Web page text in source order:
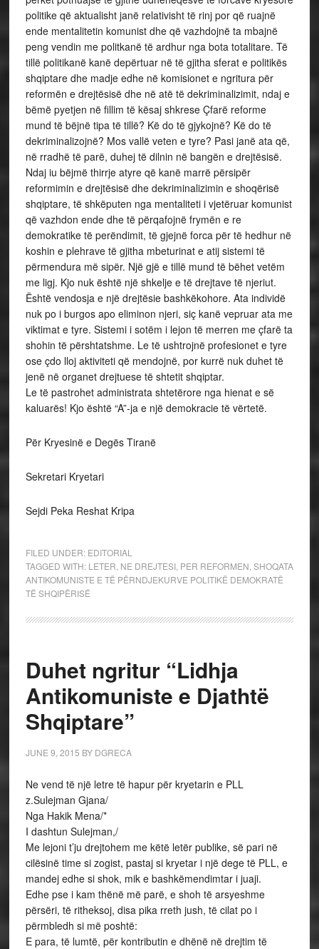
politike që aktualisht janë relativisht të rinj por që ruajnë
ende mentalitetin komunist dhe që vazhdojnë ta mbajnë
peng vendin me politkanë të ardhur nga bota totalitare. Të
tillë politikanë kanë depërtuar në të gjitha sferat e politikës
shqiptare dhe madje edhe në komisionet e ngritura për
reformën e drejtësisë dhe në atë të dekriminalizimit, ndaj e
bëmë pyetjen në fillim të kësaj shkrese Çfarë reforme
mund të bëjnë tipa të tillë? Kë do të gjykojnë? Kë do të
dekriminalizojnë? Mos vallë veten e tyre? Pasi janë ata që,
në rradhë të parë, duhej të dilnin në bangën e drejtësisë.
Ndaj iu bëjmë thirrje atyre që kanë marrë përsipër
reformimin e drejtësisë dhe dekriminalizimin e shoqërisë
shqiptare, të shkëputen nga mentaliteti i vjetëruar komunist
që vazhdon ende dhe të përqafojnë frymën e re
demokratike të perëndimit, të gjejnë forca për të hedhur në
koshin e plehrave të gjitha mbeturinat e atij sistemi të
përmendura më sipër. Një gjë e tillë mund të bëhet vetëm
me ligj. Kjo nuk është një shkelje e të drejtave të njeriut.
Është vendosja e një drejtësie bashkëkohore. Ata individë
nuk po i burgos apo eliminon njeri, siç kanë vepruar ata me
viktimat e tyre. Sistemi i sotëm i lejon të merren me çfarë ta
shohin të përshtatshme. Le të ushtrojnë profesionet e tyre
ose çdo lloj aktiviteti që mendojnë, por kurrë nuk duhet të
jenë në organet drejtuese të shtetit shqiptar.
Le të pastrohet administrata shtetërore nga hienat e së
kaluarës! Kjo është “A”-ja e një demokracie të vërtetë.
Për Kryesinë e Degës Tiranë
Sekretari Kryetari
Sejdi Peka Reshat Kripa
FILED UNDER: EDITORIAL
TAGGED WITH: LETER NE DREJTESI, PER REFORMEN SHOQATA
ANTIKOMUNISTE E TË PËRNDJEKURVE POLITIKË DEMOKRATË
TË SHQIPËRISË
Duhet ngritur “Lidhja
Antikomuniste e Djathtë
Shqiptare”
JUNE 9, 2015 BY DGRECA
Ne vend të një letre të hapur për kryetarin e PLL
z.Sulejman Gjana/
Nga Hakik Mena/*
I dashtun Sulejman,/
Me lejoni t’ju drejtohem me këtë letër publike, së pari në
cilësinë time si zogist, pastaj si kryetar i një dege të PLL, e
mandej edhe si shok, mik e bashkëmendimtar i juaji.
Edhe pse i kam thënë më parë, e shoh të arsyeshme
përsëri, të ritheksoj, disa pika rreth jush, të cilat po i
përmbledh si më poshtë:
E para, të lumtë, për kontributin e dhënë në drejtim të